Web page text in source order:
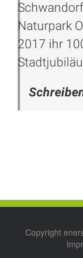
Naturpark
2017 ihr
Copyright